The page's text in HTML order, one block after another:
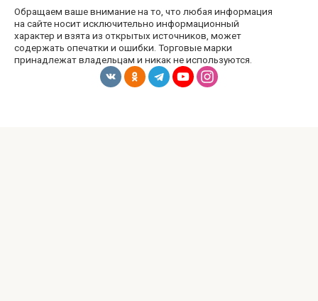
Обращаем ваше внимание на то, что любая информация
на сайте носит исключительно информационный
характер и взята из открытых источников, может
содержать опечатки и ошибки. Торговые марки
принадлежат владельцам и никак не используются.